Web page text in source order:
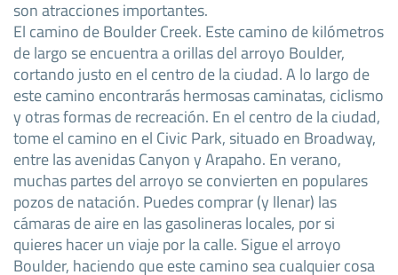
son atracciones importantes.
El camino de Boulder Creek. Este camino de kilómetros
de largo se encuentra a orillas del arroyo Boulder,
cortando justo en el centro de la ciudad. A lo largo de
este camino encontrarás hermosas caminatas, ciclismo
y otras formas de recreación. En el centro de la ciudad,
tome el camino en el Civic Park, situado en Broadway,
entre las avenidas Canyon y Arapaho. En verano,
muchas partes del arroyo se convierten en populares
pozos de natación. Puedes comprar (y llenar) las
cámaras de aire en las gasolineras locales, por si
quieres hacer un viaje por la calle. Sigue el arroyo
Boulder, haciendo que este camino sea cualquier cosa